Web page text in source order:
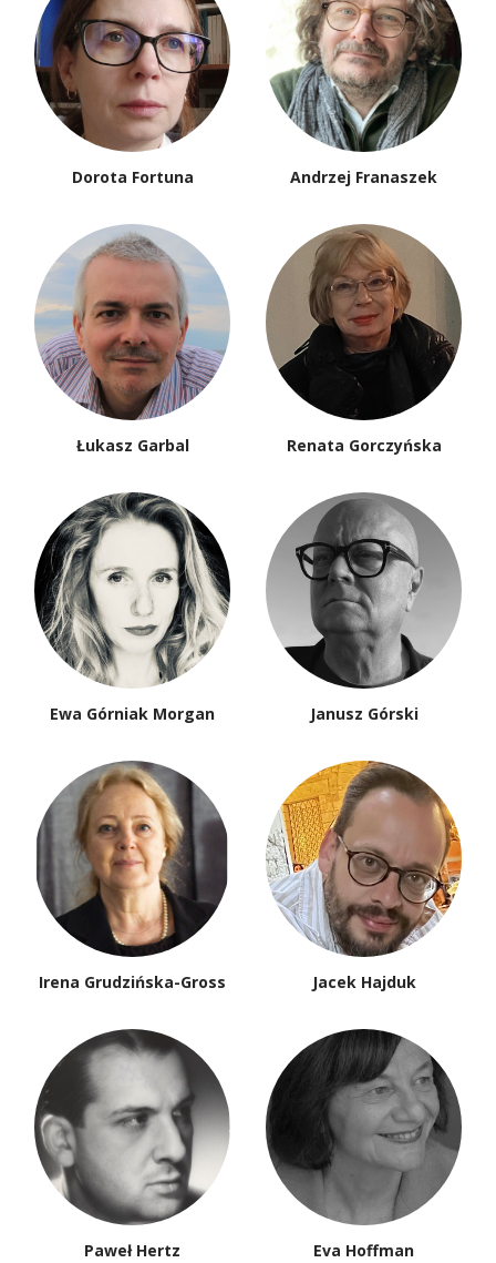
Dorota Fortuna Andrzej Franaszek
Łukasz Garbal Renata Gorczyńska
Ewa Górniak Morgan Janusz Górski
Irena Grudzińska-Gross Jacek Hajduk
Paweł Hertz Eva Hoffman